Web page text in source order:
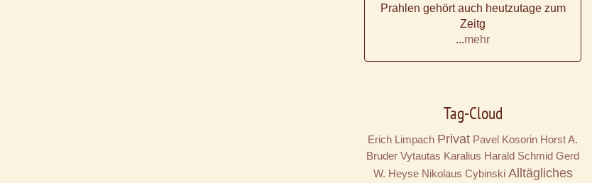
Prahlen gehört auch heutzutage zum
Zeitg
...mehr
Tag-Cloud
Erich Limpach Privat Pavel Kosorin Horst A.
Bruder Vytautas Karalius Harald Schmid Gerd
W. Heyse Nikolaus Cybinski Alltägliches